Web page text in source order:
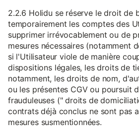
2.2.6 Holidu se réserve le droit de
temporairement les comptes des
supprimer irrévocablement ou de
mesures nécessaires (notamment
si l'Utilisateur viole de manière
dispositions légales, les droits de
notamment, les droits de nom,
ou les présentes CGV ou poursuit
frauduleuses (" droits de
contrats déjà conclus ne sont pas
mesures susmentionnées.